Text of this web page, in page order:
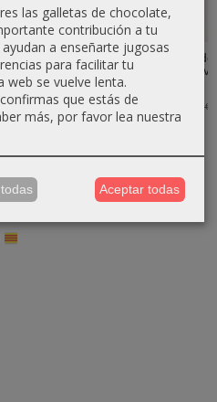
Espátula para
Hamburguesa
de Madera...
13,50 €15,00 €
Cortapizzas de
Madera de olivo
14,40 €
16,00 €
las galletas de chocolate,
contribución a tu
a enseñarte jugosas
para facilitar tu
web se vuelve lenta.
que estás de
más, por favor lea nuestra
Aceptar todas